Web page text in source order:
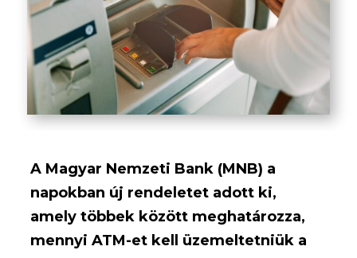
A Magyar Nemzeti Bank (MNB) a
napokban új rendeletet adott ki,
amely többek között meghatározza,
mennyi ATM-et kell üzemeltetniük a